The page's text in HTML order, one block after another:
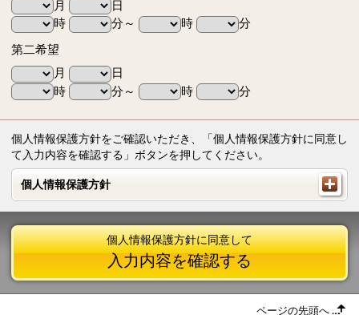
月
日
時
分～ 時
分
第二希望
月
日
時
分～ 時 分
個人情報保護方針をご確認いただき、「個人情報保護方針に同意し
て入力内容を確認する」ボタンを押してください。
個人情報保護方針
個人情報保護方針
個人情報保護方針に同意して
入力内容を確認する
ページの先頭へ